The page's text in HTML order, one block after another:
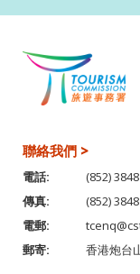
聯絡我們 >
電話:
(852)
傳真:
(852)
電郵:
郵寄:
香港炮台